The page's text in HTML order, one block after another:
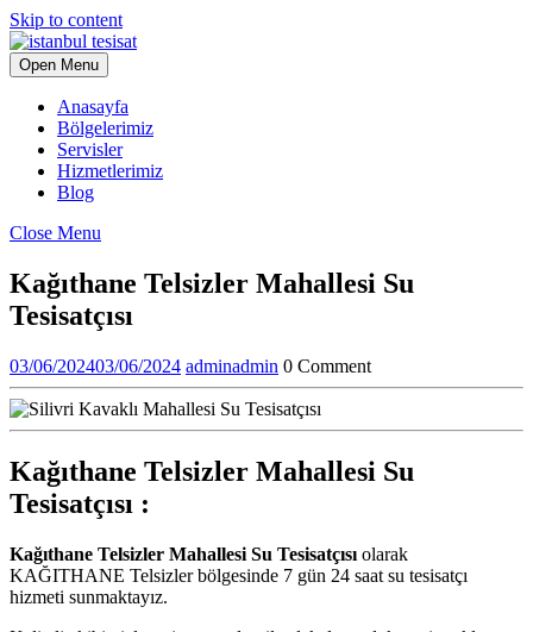
Skip to content
Open Menu
Anasayfa
Bölgelerimiz
Servisler
Hizmetlerimiz
Blog
Close Menu
Kağıthane Telsizler Mahallesi Su
Tesisatçısı
03/06/202403/06/2024 adminadmin 0 Comment
Kağıthane Telsizler Mahallesi Su
Tesisatçısı :
Kağıthane Telsizler Mahallesi Su Tesisatçısı olarak
KAĞITHANE Telsizler bölgesinde 7 gün 24 saat su tesisatçı
hizmeti sunmaktayız.